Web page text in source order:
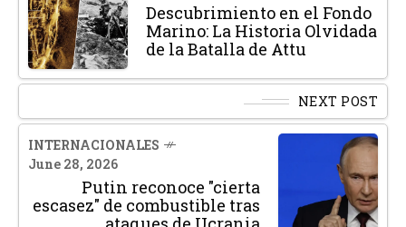
Descubrimiento en el Fondo
Marino: La Historia Olvidada
de la Batalla de Attu
NEXT POST
INTERNACIONALES
June 28, 2026
Putin reconoce "cierta
escasez" de combustible tras